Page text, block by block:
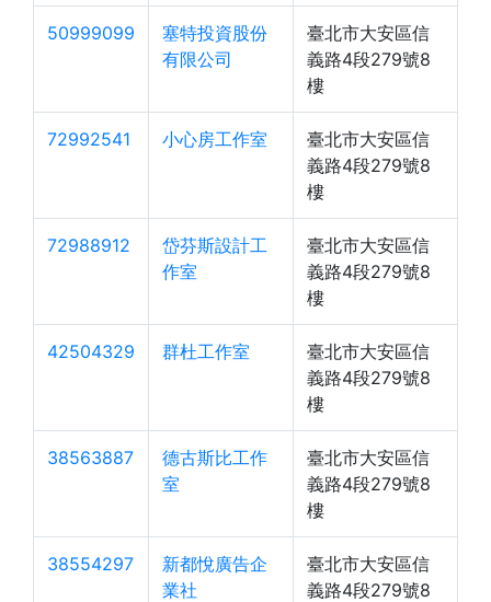
50999099
塞特投資股份
有限公司
臺北市大安區信
義路4段279號8
樓
72992541 小心房工作室
臺北市大安區信
義路4段279號8
樓
72988912
岱芬斯設計工
作室
臺北市大安區信
義路4段279號8
樓
42504329 群杜工作室
臺北市大安區信
義路4段279號8
樓
38563887
德古斯比工作
室
臺北市大安區信
義路4段279號8
樓
38554297
新都悅廣告企
業社
臺北市大安區信
義路4段279號8